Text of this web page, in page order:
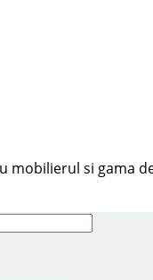
mobilierul si gama